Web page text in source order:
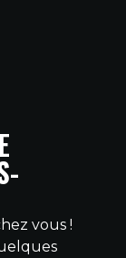
vous !